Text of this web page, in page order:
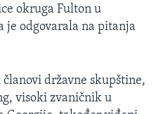
okruga Fulton u
je odgovarala na pitanja
državne skupštine,
visoki zvaničnik u